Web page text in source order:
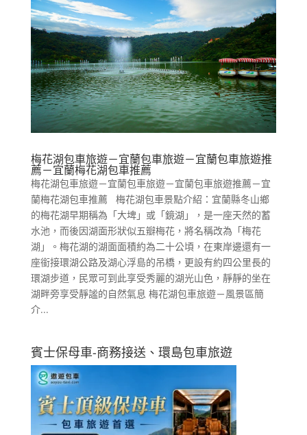
梅花湖包車旅遊－宜蘭包車旅遊－宜蘭包車旅遊推
薦－宜蘭梅花湖包車推薦
梅花湖包車旅遊－宜蘭包車旅遊－宜蘭包車旅遊推薦－宜
蘭梅花湖包車推薦 梅花湖包車景點介紹：宜蘭縣冬山鄉
的梅花湖早期稱為「大埤」或「鏡湖」，是一座天然的蓄
水池，而後因湖面形狀似五瓣梅花，將名稱改為「梅花
湖」。梅花湖的湖面面積約為二十公頃，在東岸邊還有一
座銜接環湖公路及湖心浮島的吊橋，更設有約四公里長的
環湖步道，民眾可到此享受秀麗的湖光山色，靜靜的坐在
湖畔旁享受靜謐的自然氣息 梅花湖包車旅遊－風景區簡
介...
賓士保母車-商務接送、環島包車旅遊